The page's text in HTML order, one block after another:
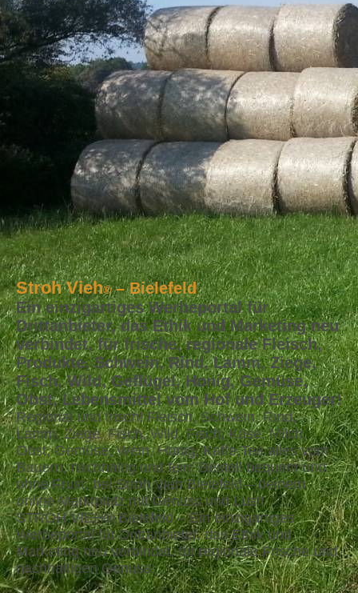
Stroh Vieh®– Bielefeld
Ein einzigartiges Werbeportal für
Drittanbieter, das Ethik und Marketing neu
verbindet, für frische, regionale Fleisch,
Produkte, Schwein, Rind, Lamm, Ziege,
Fisch, Wild, Geflügel, Honig, Gemüse,
Obst, Lebensmittel vom Hof und Erzeuger!
Regional und frisch! Fleisch, Schwein, Rind,
Lamm, Ziege, Fisch, Wild, Fisch, Käse, Milch,
Obst, Gemüse, Wein, Honig, Kaffe,Tee alles vom
Bauern, nachhaltig und fein! Bestell bequem und
ohne Frust, bei Stroh Vieh Bielefeld – deinem
online Marktplatz mit Genuss und Lust!
STROH VIEH® Bielefeld – Ein einzigartiges
Werbeportal für Drittanbieter, das Ethik und
Marketing neu verbindet, für regionale Frische und
nachhaltigen Genuss!